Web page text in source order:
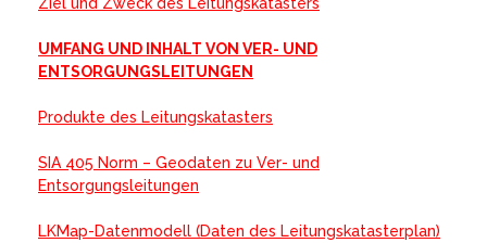
Ziel und Zweck des Leitungskatasters
UMFANG UND INHALT VON VER- UND
ENTSORGUNGSLEITUNGEN
Produkte des Leitungskatasters
SIA 405 Norm – Geodaten zu Ver- und
Entsorgungsleitungen
LKMap-Datenmodell (Daten des Leitungskatasterplan)